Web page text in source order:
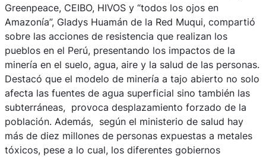
Greenpeace, CEIBO, HIVOS y “todos los ojos en
Amazonía”, Gladys Huamán de la Red Muqui, compartió
sobre las acciones de resistencia que realizan los
pueblos en el Perú, presentando los impactos de la
minería en el suelo, agua, aire y la salud de las personas.
Destacó que el modelo de minería a tajo abierto no solo
afecta las fuentes de agua superficial sino también las
subterráneas, provoca desplazamiento forzado de la
población. Además, según el ministerio de salud hay
más de diez millones de personas expuestas a metales
tóxicos, pese a lo cual, los diferentes gobiernos